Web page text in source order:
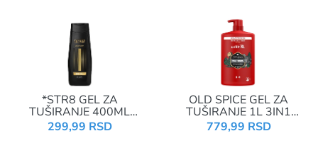
*STR8 GEL ZA
TUŠIRANJE 400ML
AHEAD REDIZ
299,99 RSD
OLD SPICE GEL ZA
TUŠIRANJE 1L 3IN1
PUMPICA WOLFTHORN
779,99 RSD